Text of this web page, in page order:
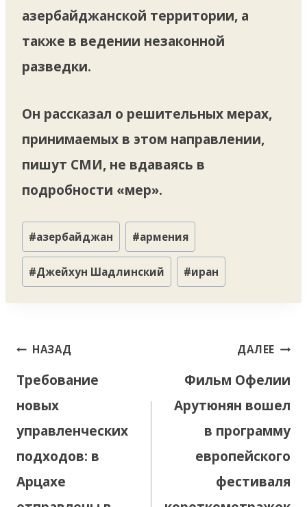
азербайджанской территории, а
также в ведении незаконной
разведки.
Он рассказал о решительных мерах,
принимаемых в этом направлении,
пишут СМИ, не вдаваясь в
подробности «мер».
Метки
записи:
#азербайджан #армения
#Джейхун Шадлинский #иран
Навигация
записям
НАЗАД
Требование
новых
управленческих
подходов: в
Арцахе
ДАЛЕЕ
Фильм Офелии
Арутюнян вошел
в программу
европейского
фестиваля